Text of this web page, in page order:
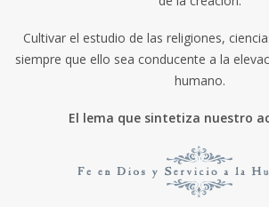
Cultivar el estudio de las religiones,
siempre que ello sea conducente a la
humano.
El lema que sintetiza nuestro